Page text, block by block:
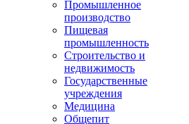
Промышленное
производство
Пищевая
промышленность
Строительство и
недвижимость
Государственные
учреждения
Медицина
Общепит